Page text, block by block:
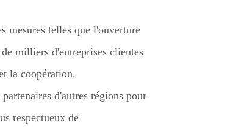
mesures telles que l'ouverture
milliers d'entreprises clientes
la coopération.
d'autres régions pour
respectueux de